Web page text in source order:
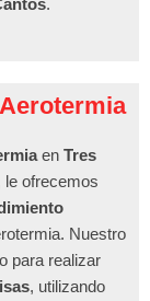
.
en Tres
le ofrecemos
Nuestro
para realizar
, utilizando